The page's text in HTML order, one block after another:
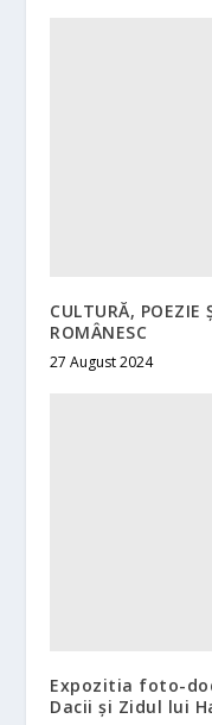
CULTURĂ, POEZIE
ROMÂNESC
27 August 2024
Expozitia foto-
Dacii și Zidul lui